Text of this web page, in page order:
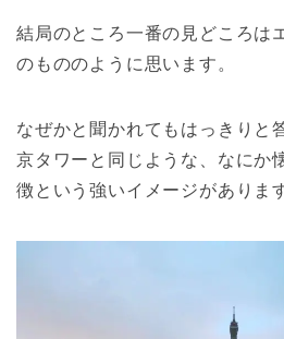
結局のところ一番の見どころは
のもののように思います。
なぜかと聞かれてもはっきりと
京タワーと同じような、なにか
徴という強いイメージがありま